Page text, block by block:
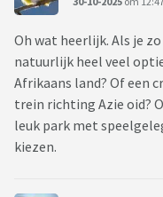
Oh wat heerlijk. Als je
natuurlijk heel veel
Afrikaans land? Of een
trein richting Azie oid?
leuk park met
kiezen.